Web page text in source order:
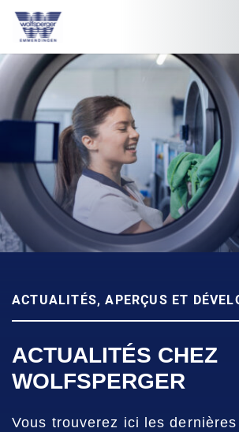
ACTUALITÉS, APERÇUS ET
ACTUALITÉS CHEZ
WOLFSPERGER
Vous trouverez ici les